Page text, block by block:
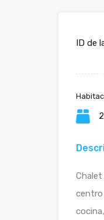
ID de
2
Chalet
centro